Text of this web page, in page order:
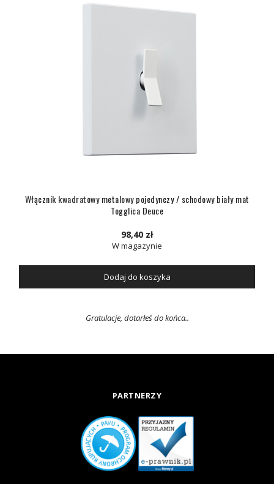
Włącznik kwadratowy metalowy pojedynczy / schodowy biały mat
Togglica Deuce
98,40 zł
W magazynie
Dodaj do koszyka
Gratulacje, dotarłeś do końca..
PARTNERZY